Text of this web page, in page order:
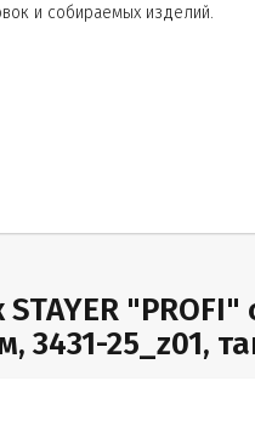
и собираемых изделий.
25_z01,